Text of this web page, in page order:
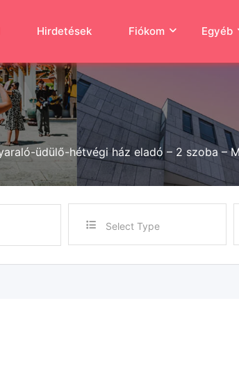
Hirdetések Fiókom Egyéb
üdülő-hétvégi ház eladó – 2 szoba –
Select Type